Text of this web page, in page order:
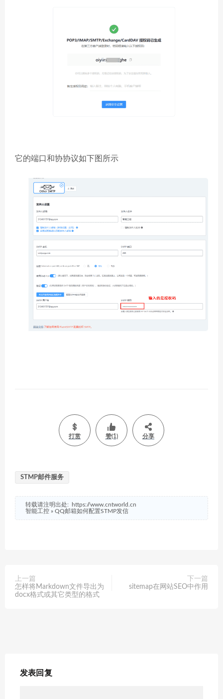
它的端口和协协议如下图所示
打赏 赞(1) 分享
STMP邮件服务
转载请注明出处:
https://www.cntworld.cn
智能工控 » QQ邮箱如何配置STMP发信
上一篇
怎样将Markdown文件导出为
docx格式或其它类型的格式
下一篇
sitemap在网站SEO中作用
发表回复